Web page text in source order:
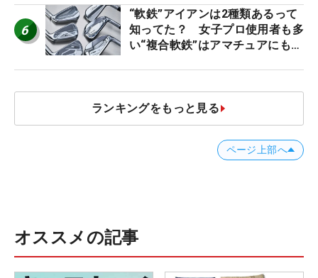
6
“軟鉄”アイアンは2種類あるって
知ってた？ 女子プロ使用者も多
い“複合軟鉄”はアマチュアにもオ
ランキングをもっと見る
ページ上部へ
オススメの記事